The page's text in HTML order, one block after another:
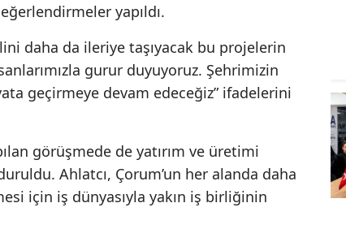
Bursa
Çanakkale
Çorum
Denizli
yapıldı.
daha da ileriye taşıyacak bu projelerin
gurur duyuyoruz. Şehrimizin
geçirmeye devam edeceğiz” ifadelerini
görüşmede de yatırım ve üretimi
Ahlatcı, Çorum’un her alanda daha
için iş dünyasıyla yakın iş birliğinin